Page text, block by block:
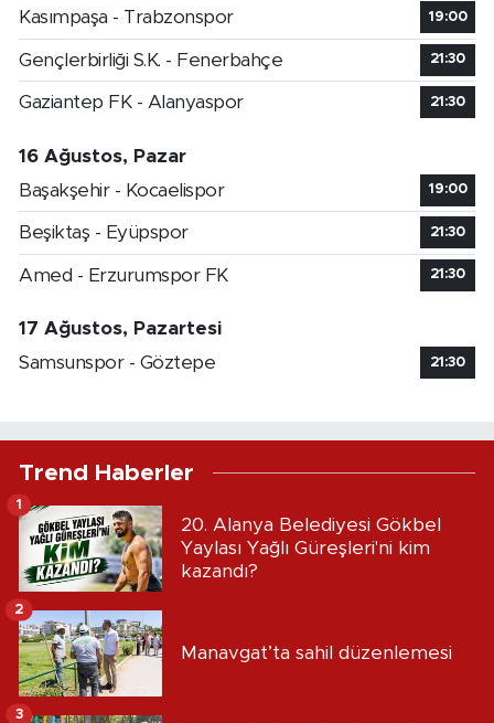
Kasımpaşa - Trabzonspor 19:00
Gençlerbirliği S.K. - Fenerbahçe 21:30
Gaziantep FK - Alanyaspor 21:30
16 Ağustos, Pazar
Başakşehir - Kocaelispor
19:00
Beşiktaş - Eyüpspor 21:30
Amed - Erzurumspor FK 21:30
17 Ağustos, Pazartesi
Samsunspor - Göztepe
21:30
Trend Haberler
20. Alanya Belediyesi Gökbel
Yaylası Yağlı Güreşleri'ni kim
kazandı?
1
Manavgat’ta sahil düzenlemesi
2
3